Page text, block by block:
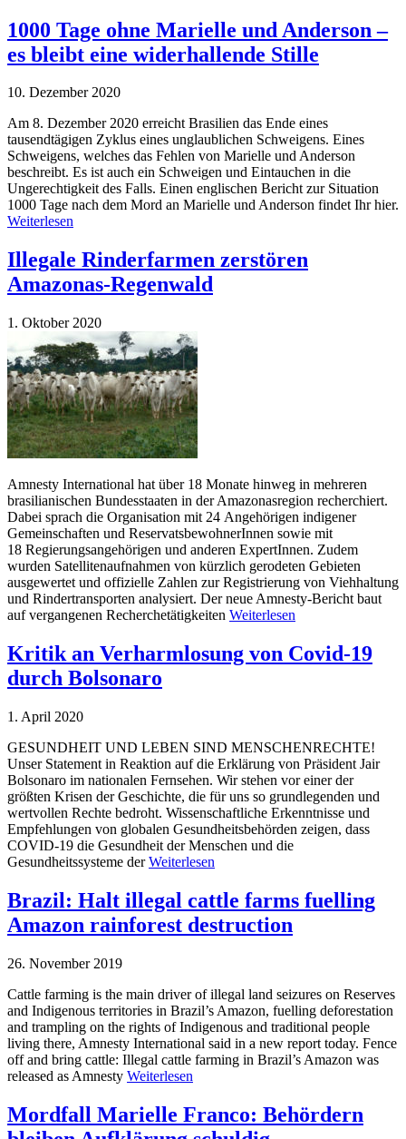
1000 Tage ohne Marielle und Anderson –
es bleibt eine widerhallende Stille
10. Dezember 2020
Am 8. Dezember 2020 erreicht Brasilien das Ende eines
tausendtägigen Zyklus eines unglaublichen Schweigens. Eines
Schweigens, welches das Fehlen von Marielle und Anderson
beschreibt. Es ist auch ein Schweigen und Eintauchen in die
Ungerechtigkeit des Falls. Einen englischen Bericht zur Situation
1000 Tage nach dem Mord an Marielle und Anderson findet Ihr hier.
Weiterlesen
Illegale Rinderfarmen zerstören
Amazonas-Regenwald
1. Oktober 2020
Amnesty International hat über 18 Monate hinweg in mehreren
brasilianischen Bundesstaaten in der Amazonasregion recherchiert.
Dabei sprach die Organisation mit 24 Angehörigen indigener
Gemeinschaften und ReservatsbewohnerInnen sowie mit
18 Regierungsangehörigen und anderen ExpertInnen. Zudem
wurden Satellitenaufnahmen von kürzlich gerodeten Gebieten
ausgewertet und offizielle Zahlen zur Registrierung von Viehhaltung
und Rindertransporten analysiert. Der neue Amnesty-Bericht baut
auf vergangenen Recherchetätigkeiten Weiterlesen
Kritik an Verharmlosung von Covid-19
durch Bolsonaro
1. April 2020
GESUNDHEIT UND LEBEN SIND MENSCHENRECHTE!
Unser Statement in Reaktion auf die Erklärung von Präsident Jair
Bolsonaro im nationalen Fernsehen. Wir stehen vor einer der
größten Krisen der Geschichte, die für uns so grundlegenden und
wertvollen Rechte bedroht. Wissenschaftliche Erkenntnisse und
Empfehlungen von globalen Gesundheitsbehörden zeigen, dass
COVID-19 die Gesundheit der Menschen und die
Gesundheitssysteme derWeiterlesen
Brazil: Halt illegal cattle farms fuelling
Amazon rainforest destruction
26. November 2019
Cattle farming is the main driver of illegal land seizures on Reserves
and Indigenous territories in Brazil’s Amazon, fuelling deforestation
and trampling on the rights of Indigenous and traditional people
living there, Amnesty International said in a new report today. Fence
off and bring cattle: Illegal cattle farming in Brazil’s Amazon was
released as Amnesty Weiterlesen
Mordfall Marielle Franco: Behördern